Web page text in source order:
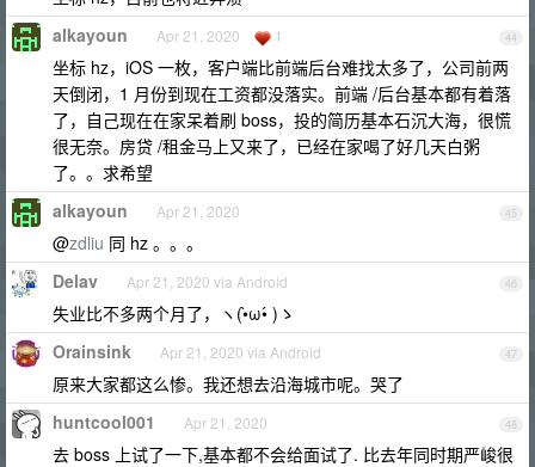
44
alkayoun Apr 21, 2020 1
坐标 hz，iOS 一枚，客户端比前端后台难找太多了，公司前两
天倒闭，1 月份到现在工资都没落实。前端 /后台基本都有着落
了，自己现在在家呆着刷 boss，投的简历基本石沉大海，很慌
很无奈。房贷 /租金马上又来了，已经在家喝了好几天白粥
了。。求希望
45
alkayoun Apr 21, 2020
@zdliu 同 hz 。。。
46
Delav Apr 21, 2020 via Android
失业比不多两个月了，ヽ(•̀ω•́ )ゝ
47
Orainsink Apr 21, 2020 via Android
原来大家都这么惨。我还想去沿海城市呢。哭了
48
huntcool001 Apr 21, 2020
去 boss 上试了一下,基本都不会给面试了. 比去年同时期严峻很